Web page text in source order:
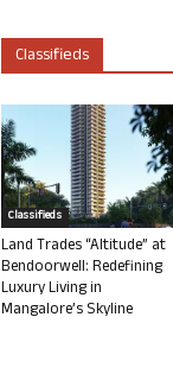
Classifieds
Classifieds
Land Trades “Altitude” at
Bendoorwell: Redefining
Luxury Living in
Mangalore’s Skyline